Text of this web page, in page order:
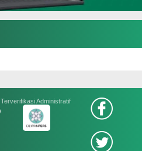
Terverifikasi Administratif